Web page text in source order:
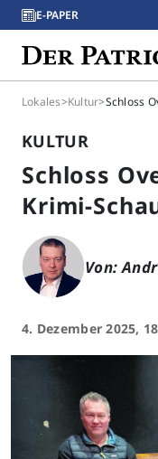
E-PAPER
Lokales>Kultur>Schloss
KULTUR
Schloss
Krimi-
Von:
4. Dezember 2025,